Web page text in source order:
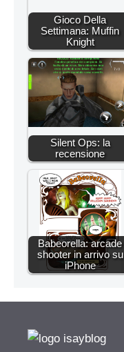
Gioco Della
Settimana: Muffin
Knight
Silent Ops: la
recensione
Babeorella: arcade
shooter in arrivo su
iPhone